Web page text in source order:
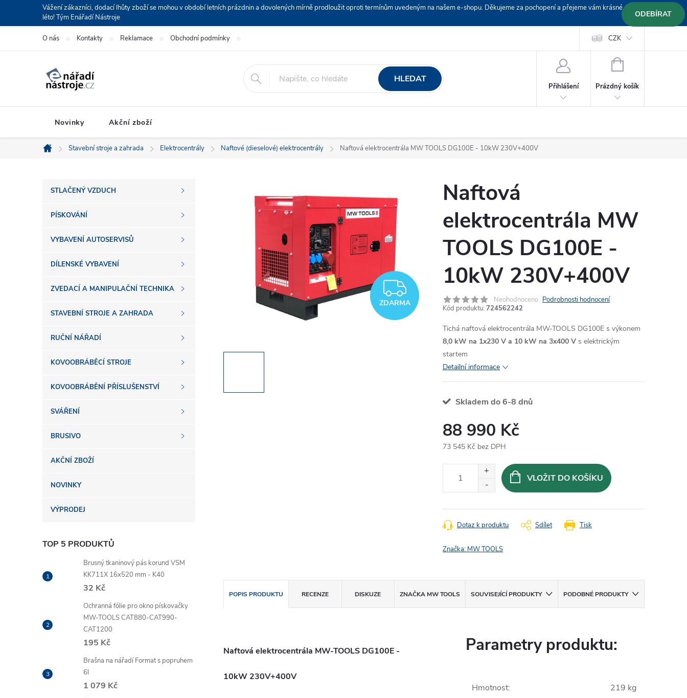
Vážení zákazníci, dodací lhůty zboží se mohou v období letních prázdnin a dovolených mírně prodloužit oproti termínům uvedeným na našem e-shopu. Děkujeme za pochopení a přejeme vám krásné
léto! Tým Enářadí Nástroje
O nás Kontakty Reklamace Obchodní podmínky Platba GoPay +420 603 319382
CZK
HLEDAT
Přihlášení
NÁKUPNÍ
Prázdný košík
Novinky Akční zboží
Domů
Stavební stroje a zahrada Elektrocentrály Naftové (dieselové) elektrocentrály Naftová elektrocentrála MW TOOLS DG100E - 10kW 230V+400V
P
o
s
a
n
n
p
a
n
STLAČENÝ VZDUCH
PÍSKOVÁNÍ
VYBAVENÍ AUTOSERVISŮ
DÍLENSKÉ VYBAVENÍ
ZVEDACÍ A MANIPULAČNÍ TECHNIKA
STAVEBNÍ STROJE A ZAHRADA
RUČNÍ NÁŘADÍ
KOVOOBRÁBĚCÍ STROJE
KOVOOBRÁBĚNÍ PŘÍSLUŠENSTVÍ
SVÁŘENÍ
BRUSIVO
AKČNÍ ZBOŽÍ
NOVINKY
VÝPRODEJ
TOP 5 PRODUKTŮ
Brusný tkaninový pás korund VSM
KK711X 16x520 mm - K40
32 Kč
Ochranná fólie pro okno pískovačky
MW-TOOLS CAT880-CAT990-
CAT1200
195 Kč
Brašna na nářadí Format s popruhem
6l
1 079 Kč
ODEBÍRAT
ZDARMA
ZDARMA
Naftová
elektrocentrála MW
TOOLS DG100E -
10kW 230V+400V
Neohodnoceno Podrobnosti hodnocení
Kód produktu: 724562242
Tichá naftová elektrocentrála MW-TOOLS DG100E s výkonem
8,0 kW na 1x230 V a 10 kW na 3x400 V s elektrickým
startem
Detailní informace
Skladem do 6-8 dnů
88 990 Kč
73 545 Kč bez DPH
VLOŽIT DO KOŠÍKU
Tisk
Dotaz k produktu Sdílet
Značka: MW TOOLS
POPIS PRODUKTU RECENZE DISKUZE ZNAČKA MW TOOLS SOUVISEJÍCÍ PRODUKTY PODOBNÉ PRODUKTY
Naftová elektrocentrála MW-TOOLS DG100E -
10kW 230V+400V
Parametry produktu:
Hmotnost: 219 kg